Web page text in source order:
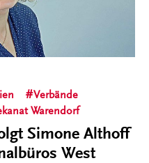
Verbände
Warendorf
Simone Althoff
West